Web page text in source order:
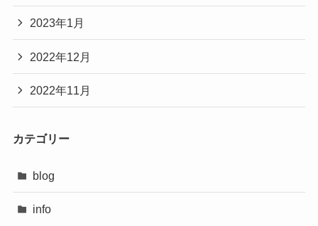
2023年1月
2022年12月
2022年11月
カテゴリー
blog
info